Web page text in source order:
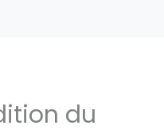
du